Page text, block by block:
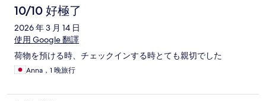
10/10 好極了
2026 年 3 月 14 日
使用 Google 翻譯
荷物を預ける時、チェックインする時とても親切でした
Anna，1 晚旅行